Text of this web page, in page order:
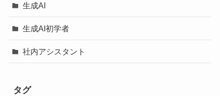
生成AI
生成AI初学者
社内アシスタント
タグ